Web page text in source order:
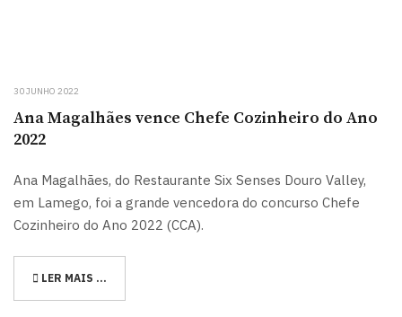
30 JUNHO 2022
Ana Magalhães vence Chefe Cozinheiro do Ano
2022
Ana Magalhães, do Restaurante Six Senses Douro Valley,
em Lamego, foi a grande vencedora do concurso Chefe
Cozinheiro do Ano 2022 (CCA).
LER MAIS …